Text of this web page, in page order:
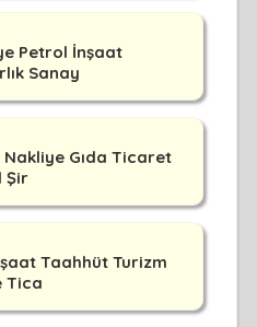
Petrol İnşaat
Sanay
Nakliye Gıda Ticaret
Şir
Taahhüt Turizm
Tica